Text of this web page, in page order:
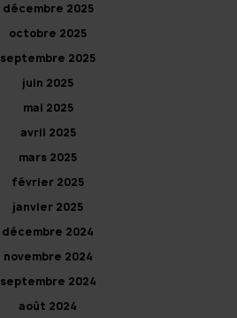
décembre 2025
octobre 2025
septembre 2025
juin 2025
mai 2025
avril 2025
mars 2025
février 2025
janvier 2025
décembre 2024
novembre 2024
septembre 2024
août 2024